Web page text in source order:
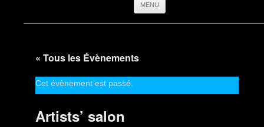
MENU
« Tous les Évènements
Cet évènement est passé.
Artists’ salon